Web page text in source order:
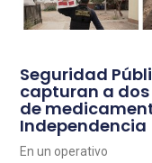
Seguridad
capturan a
de
Independencia
En un operativo